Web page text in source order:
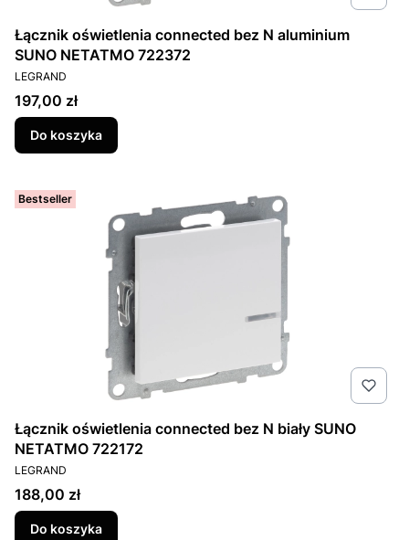
Łącznik oświetlenia connected bez N aluminium
SUNO NETATMO 722372
PRODUCENT
LEGRAND
Cena
197,00 zł
Do koszyka
Bestseller
Łącznik oświetlenia connected bez N biały SUNO
NETATMO 722172
PRODUCENT
LEGRAND
Cena
188,00 zł
Do koszyka